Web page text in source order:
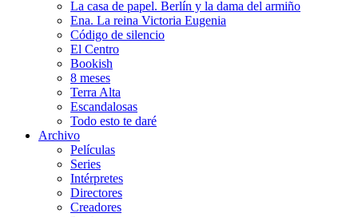
La casa de papel. Berlín y la dama del armiño
Ena. La reina Victoria Eugenia
Código de silencio
El Centro
Bookish
8 meses
Terra Alta
Escandalosas
Todo esto te daré
Archivo
Películas
Series
Intérpretes
Directores
Creadores